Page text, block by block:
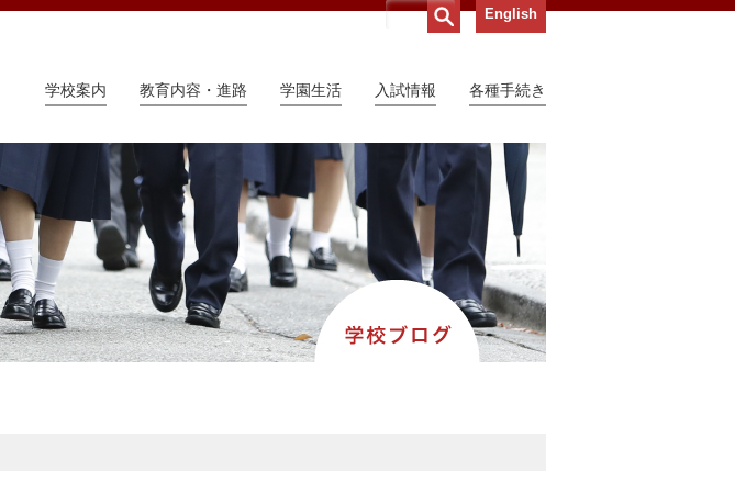
English
学校案内 教育内容・進路 学園生活 入試情報 各種手続き